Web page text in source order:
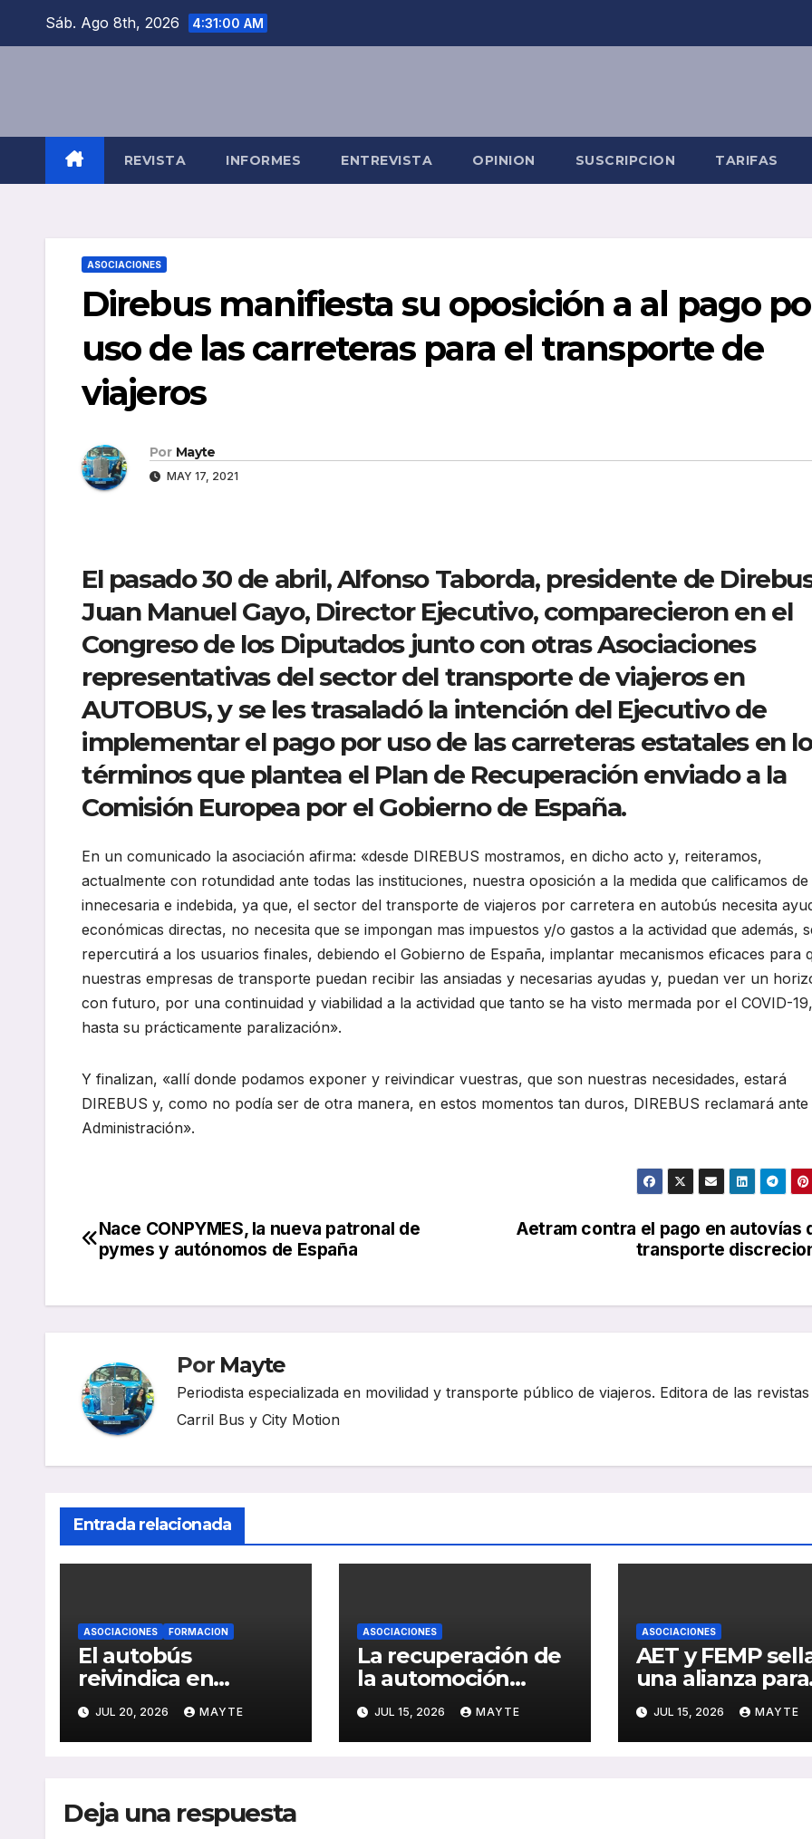
Sáb. Ago 8th, 2026 4:31:00 AM
REVISTA INFORMES ENTREVISTA OPINION SUSCRIPCION TARIFAS
ASOCIACIONES
Direbus manifiesta su oposición a al pago
uso de las carreteras para el transporte de
viajeros
Por Mayte
MAY 17, 2021
El pasado 30 de abril, Alfonso Taborda, presidente de
Juan Manuel Gayo, Director Ejecutivo, comparecieron en el
Congreso de los Diputados junto con otras Asociaciones
representativas del sector del transporte de viajeros en
AUTOBUS, y se les trasaladó la intención del Ejecutivo de
implementar el pago por uso de las carreteras estatales en
términos que plantea el Plan de Recuperación enviado a la
Comisión Europea por el Gobierno de España.
En un comunicado la asociación afirma: «desde DIREBUS mostramos, en dicho acto y, reiteramos,
actualmente con rotundidad ante todas las instituciones, nuestra oposición a la medida que calificamos de
innecesaria e indebida, ya que, el sector del transporte de viajeros por carretera en autobús necesita
económicas directas, no necesita que se impongan mas impuestos y/o gastos a la actividad que además,
repercutirá a los usuarios finales, debiendo el Gobierno de España, implantar mecanismos eficaces para
nuestras empresas de transporte puedan recibir las ansiadas y necesarias ayudas y, puedan ver un
con futuro, por una continuidad y viabilidad a la actividad que tanto se ha visto mermada por el COVID-19,
hasta su prácticamente paralización».
Y finalizan, «allí donde podamos exponer y reivindicar vuestras, que son nuestras necesidades, estará
DIREBUS y, como no podía ser de otra manera, en estos momentos tan duros, DIREBUS reclamará ante
Administración».
Navegación
entradas
Aetram contra el pago en autovías
transporte
Nace CONPYMES, la nueva patronal de
pymes y autónomos de España
Por Mayte
Periodista especializada en movilidad y transporte público de viajeros. Editora de las revistas
Carril Bus y City Motion
Entrada relacionada
ASOCIACIONES FORMACION
El autobús
reivindica en
Santander su papel
como eje de la
movilidad
JUL 20, 2026 MAYTE
ASOCIACIONES
La recuperación de
la automoción
impulsa también al
sector del autocar:
récord de inversión
JUL 15, 2026 MAYTE
ASOCIACIONES
AET y FEMP
una alianza para
impulsar la
movilidad
inteligente en
JUL 15, 2026 MAYTE
Deja una respuesta